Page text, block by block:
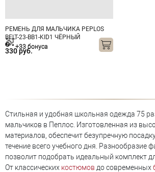
РЕМЕНЬ ДЛЯ МАЛЬЧИКА PEPLOS
BELT-23-BB1-KID1 ЧЁРНЫЙ
330 руб.
+33 бонуса
Стильная и удобная школьная одежда 75
мальчиков в Пеплос. Изготовленная из
материалов, обеспечит безупречную
течение всего учебного дня. Разнообразие
позволит подобрать идеальный комплект
От классических костюмов до современных